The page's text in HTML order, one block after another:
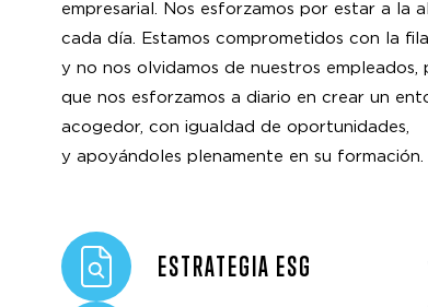
empresarial. Nos esforzamos por estar a la
cada día. Estamos comprometidos con la
y no nos olvidamos de nuestros empleados,
que nos esforzamos a diario en crear un
acogedor, con igualdad de oportunidades,
y apoyándoles plenamente en su formación.
ESTRATEGIA ESG